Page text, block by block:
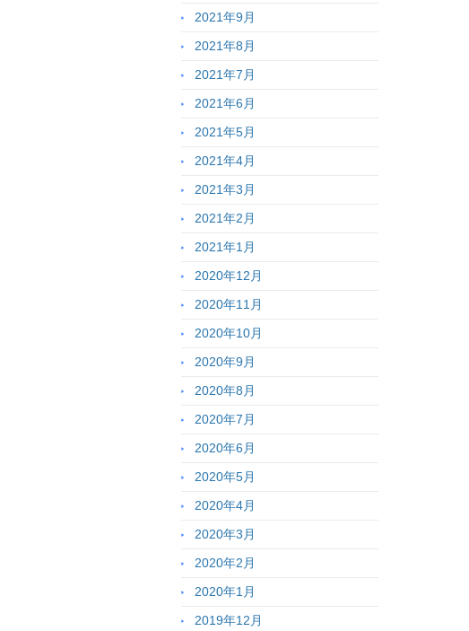
2021年9月
2021年8月
2021年7月
2021年6月
2021年5月
2021年4月
2021年3月
2021年2月
2021年1月
2020年12月
2020年11月
2020年10月
2020年9月
2020年8月
2020年7月
2020年6月
2020年5月
2020年4月
2020年3月
2020年2月
2020年1月
2019年12月